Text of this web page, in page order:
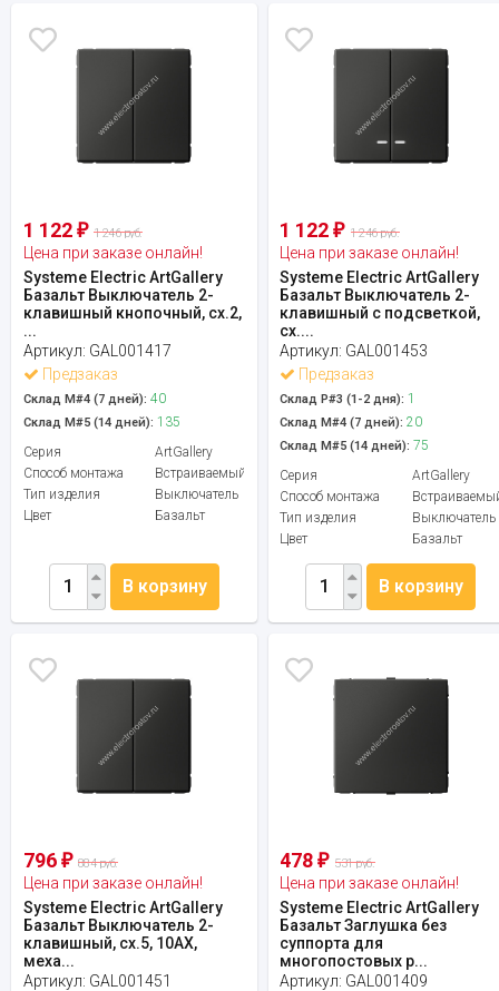
1 122 ₽ 1 246 руб.
Цена при заказе онлайн!
Systeme Electric ArtGallery
Базальт Выключатель 2-
клавишный кнопочный, сх.2,
...
Артикул: GAL001417
Предзаказ
Склад М#4 (7 дней): 40
Склад М#5 (14 дней): 135
Серия
ArtGallery
Способ монтажа
Встраиваемый
Тип изделия
Выключатель
Цвет
Базальт
В корзину
1 122₽ 1 246 руб.
Цена при заказе онлайн!
Systeme Electric ArtGallery
Базальт Выключатель 2-
клавишный с подсветкой,
сх....
Артикул: GAL001453
Предзаказ
Склад Р#3 (1-2 дня): 1
Склад М#4 (7 дней): 20
Склад М#5 (14 дней): 75
Серия
ArtGallery
Способ монтажа
Тип изделия
Выключатель
Цвет
Базальт
В корзину
796 ₽ 884 руб.
Цена при заказе онлайн!
Systeme Electric ArtGallery
Базальт Выключатель 2-
клавишный, сх.5, 10АХ,
меха...
Артикул: GAL001451
478₽ 531 руб.
Цена при заказе онлайн!
Systeme Electric ArtGallery
Базальт Заглушка без
суппорта для
многопостовых р...
Артикул: GAL001409